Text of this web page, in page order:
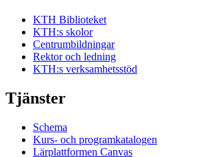
KTH Biblioteket
KTH:s skolor
Centrumbildningar
Rektor och ledning
KTH:s verksamhetsstöd
Tjänster
Schema
Kurs- och programkatalogen
Lärplattformen Canvas